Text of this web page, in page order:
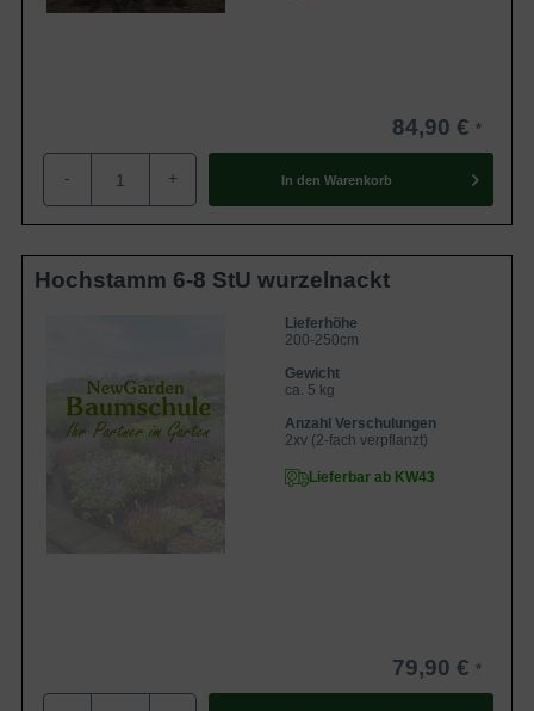
84,90 €
- + In den Warenkorb
Hochstamm 6-8 StU wurzelnackt
Lieferhöhe
200-250cm
Gewicht
ca. 5 kg
Anzahl Verschulungen
2xv (2-fach verpflanzt)
Lieferbar ab KW43
79,90 €